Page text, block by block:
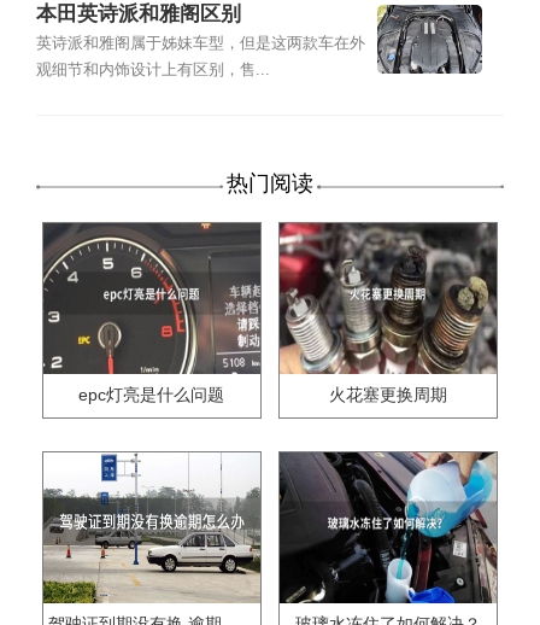
本田英诗派和雅阁区别
英诗派和雅阁属于姊妹车型，但是这两款车在外
观细节和内饰设计上有区别，售...
热门阅读
epc灯亮是什么问题 火花塞更换周期